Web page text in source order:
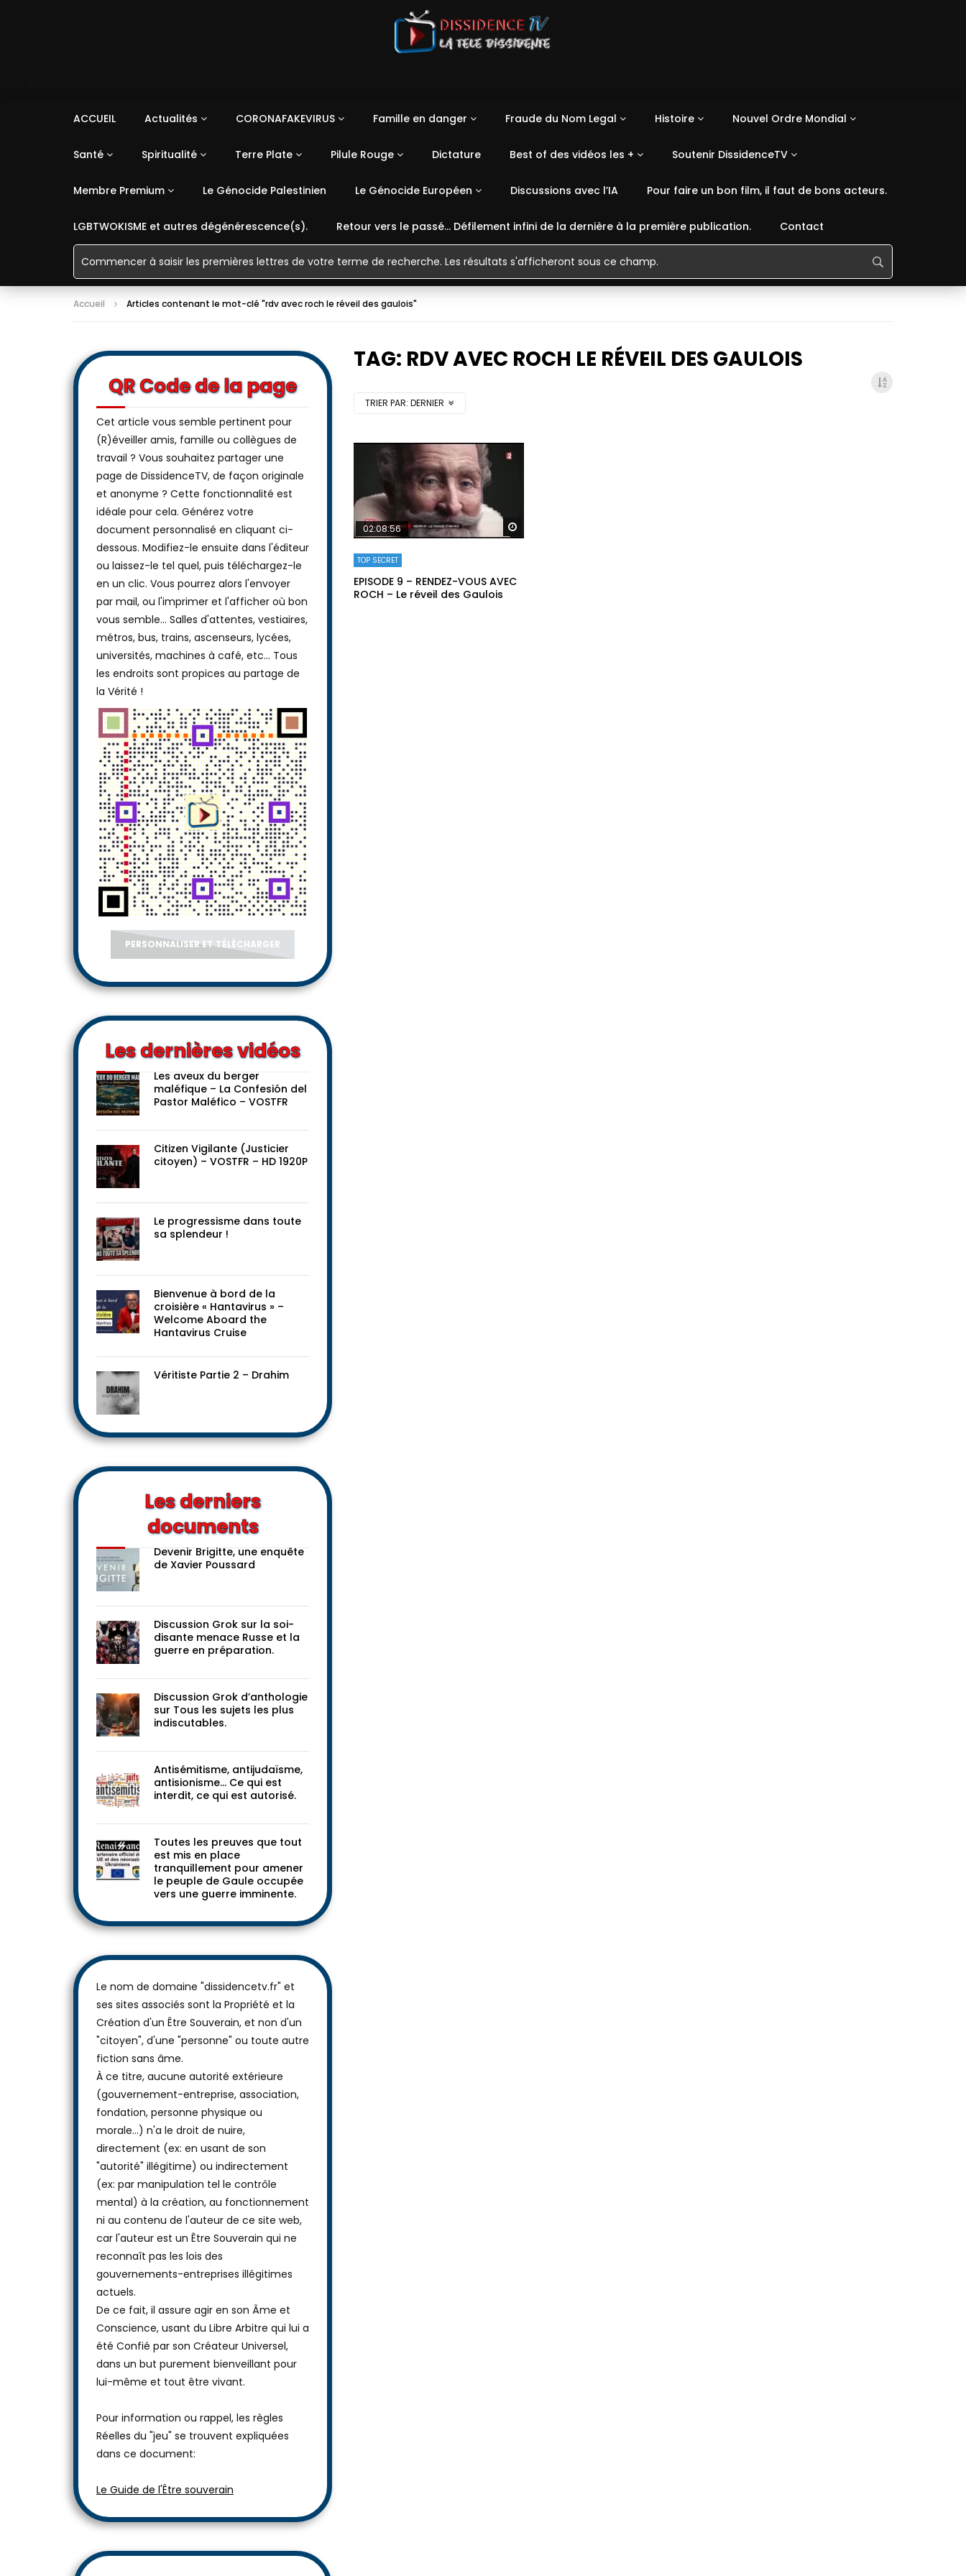
ACCUEIL Actualités CORONAFAKEVIRUS Famille en danger Fraude du Nom Legal Histoire Nouvel Ordre Mondial
Santé Spiritualité Terre Plate Pilule Rouge Dictature Best of des vidéos les + Soutenir DissidenceTV
Membre Premium Le Génocide Palestinien Le Génocide Européen Discussions avec l’IA Pour faire un bon film, il faut de bons acteurs.
LGBTWOKISME et autres dégénérescence(s). Retour vers le passé… Défilement infini de la dernière à la première publication. Contact
Accueil Articles contenant le mot-clé "rdv avec roch le réveil des gaulois"
TAG: RDV AVEC ROCH LE RÉVEIL DES GAULOIS
TRIER PAR: DERNIER
02:08:56
TOP SECRET
EPISODE 9 – RENDEZ-VOUS AVEC
ROCH – Le réveil des Gaulois
QR Code de la page
Cet article vous semble pertinent pour
(R)éveiller amis, famille ou collègues de
travail ? Vous souhaitez partager une
page de DissidenceTV, de façon originale
et anonyme ? Cette fonctionnalité est
idéale pour cela. Générez votre
document personnalisé en cliquant ci-
dessous. Modifiez-le ensuite dans l'éditeur
ou laissez-le tel quel, puis téléchargez-le
en un clic. Vous pourrez alors l'envoyer
par mail, ou l'imprimer et l'afficher où bon
vous semble… Salles d'attentes, vestiaires,
métros, bus, trains, ascenseurs, lycées,
universités, machines à café, etc... Tous
les endroits sont propices au partage de
la Vérité !
PERSONNALISER ET TÉLÉCHARGER
Les dernières vidéos
Les aveux du berger
maléfique – La Confesión del
Pastor Maléfico – VOSTFR
Citizen Vigilante (Justicier
citoyen) – VOSTFR – HD 1920P
Le progressisme dans toute
sa splendeur !
Bienvenue à bord de la
croisière « Hantavirus » –
Welcome Aboard the
Hantavirus Cruise
Véritiste Partie 2 – Drahim
Les derniers
documents
Devenir Brigitte, une enquête
de Xavier Poussard
Discussion Grok sur la soi-
disante menace Russe et la
guerre en préparation.
Discussion Grok d’anthologie
sur Tous les sujets les plus
indiscutables.
Antisémitisme, antijudaïsme,
antisionisme… Ce qui est
interdit, ce qui est autorisé.
Toutes les preuves que tout
est mis en place
tranquillement pour amener
le peuple de Gaule occupée
vers une guerre imminente.
Le nom de domaine "dissidencetv.fr" et
ses sites associés sont la Propriété et la
Création d'un Être Souverain, et non d'un
"citoyen", d'une "personne" ou toute autre
fiction sans âme.
À ce titre, aucune autorité extérieure
(gouvernement-entreprise, association,
fondation, personne physique ou
morale...) n'a le droit de nuire,
directement (ex: en usant de son
"autorité" illégitime) ou indirectement
(ex: par manipulation tel le contrôle
mental) à la création, au fonctionnement
ni au contenu de l'auteur de ce site web,
car l'auteur est un Être Souverain qui ne
reconnaît pas les lois des
gouvernements-entreprises illégitimes
actuels.
De ce fait, il assure agir en son Âme et
Conscience, usant du Libre Arbitre qui lui a
été Confié par son Créateur Universel,
dans un but purement bienveillant pour
lui-même et tout être vivant.
Pour information ou rappel, les règles
Réelles du "jeu" se trouvent expliquées
dans ce document:
Le Guide de l'Être souverain